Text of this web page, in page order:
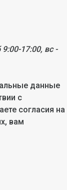
17:00, вс -
данные
с
согласия на
вам